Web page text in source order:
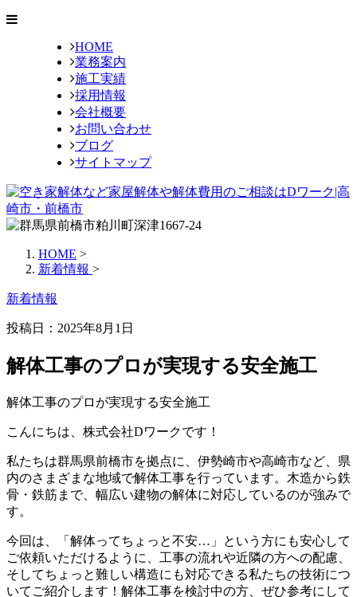
HOME
業務案内
施工実績
採用情報
会社概要
お問い合わせ
ブログ
サイトマップ
HOME >
新着情報 >
新着情報
投稿日：2025年8月1日
解体工事のプロが実現する安全施工
解体工事のプロが実現する安全施工
こんにちは、株式会社Dワークです！
私たちは群馬県前橋市を拠点に、伊勢崎市や高崎市など、県
内のさまざまな地域で解体工事を行っています。木造から鉄
骨・鉄筋まで、幅広い建物の解体に対応しているのが強みで
す。
今回は、「解体ってちょっと不安…」という方にも安心して
ご依頼いただけるように、工事の流れや近隣の方への配慮、
そしてちょっと難しい構造にも対応できる私たちの技術につ
いてご紹介します！解体工事を検討中の方、ぜひ参考にして